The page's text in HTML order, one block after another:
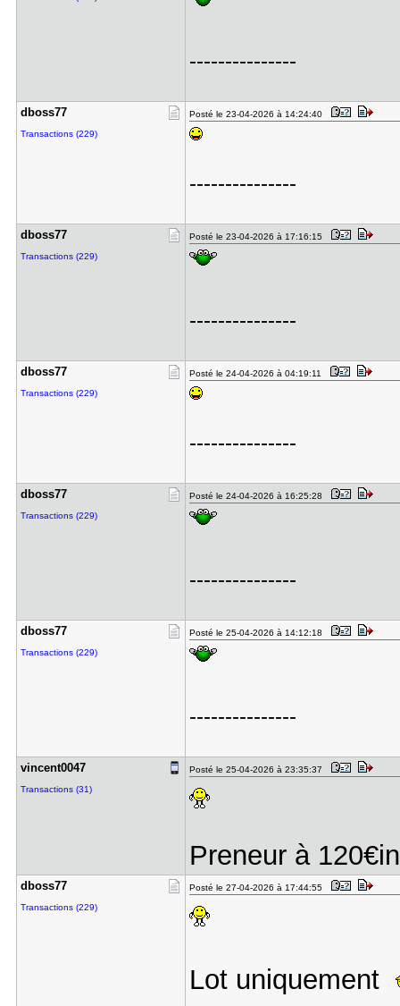
---------------
dboss77
Transactions (229)
Posté le 23-04-2026 à 14:24:40
---------------
dboss77
Transactions (229)
Posté le 23-04-2026 à 17:16:15
---------------
dboss77
Transactions (229)
Posté le 24-04-2026 à 04:19:11
---------------
dboss77
Transactions (229)
Posté le 24-04-2026 à 16:25:28
---------------
dboss77
Transactions (229)
Posté le 25-04-2026 à 14:12:18
---------------
vincent004​7
Transactions (31)
Posté le 25-04-2026 à 23:35:37
Preneur à
dboss77
Transactions (229)
Posté le 27-04-2026 à 17:44:55
Lot uniquement